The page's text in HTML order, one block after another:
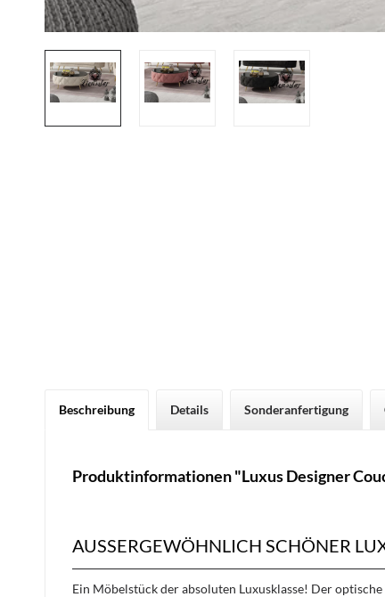
Beschreibung Details Sonderanfertigung
Produktinformationen "Luxus Designer
AUSSERGEWÖHNLICH SCHÖNER
Ein Möbelstück der absoluten Luxusklasse! Der